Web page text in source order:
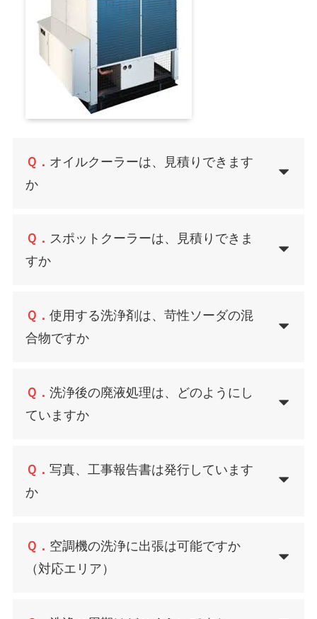
Ｑ． オイルクーラーは、見積りできます
か
Ｑ． スポットクーラーは、見積りできま
すか
Ｑ． 使用する洗浄剤は、苛性ソーダの混
合物ですか
Ｑ． 洗浄後の廃液処理は、どのようにし
ていますか
Ｑ． 写真、工事報告書は発行しています
か
Ｑ． 空調機の洗浄に出張は可能ですか
（対応エリア）